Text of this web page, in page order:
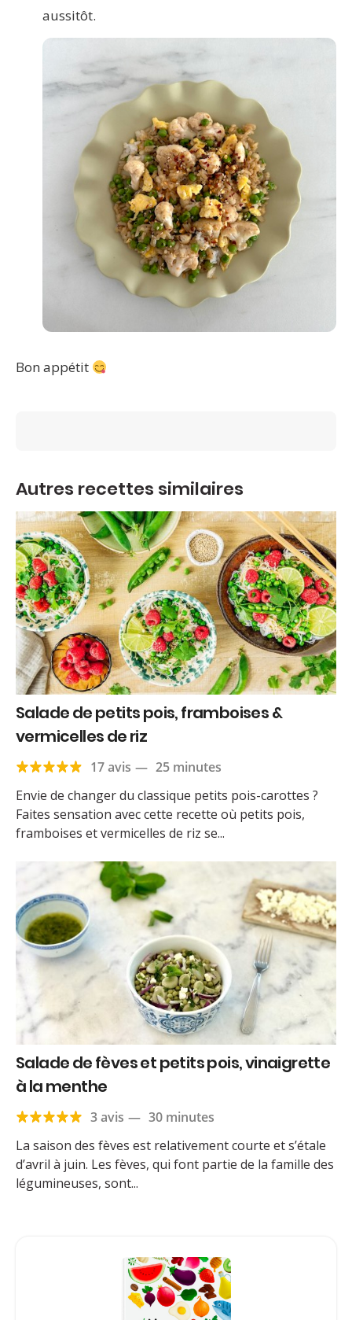
aussitôt.
Bon appétit
Autres recettes similaires
Salade de petits pois, framboises &
vermicelles de riz
17 avis — 25 minutes
Envie de changer du classique petits pois-carottes ?
Faites sensation avec cette recette où petits pois,
framboises et vermicelles de riz se...
Salade de fèves et petits pois, vinaigrette
à la menthe
3 avis — 30 minutes
La saison des fèves est relativement courte et s’étale
d’avril à juin. Les fèves, qui font partie de la famille des
légumineuses, sont...